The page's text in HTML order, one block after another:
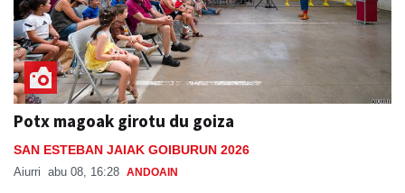
Potx magoak girotu du goiza
SAN ESTEBAN JAIAK GOIBURUN 2026
Aiurri abu 08, 16:28 ANDOAIN